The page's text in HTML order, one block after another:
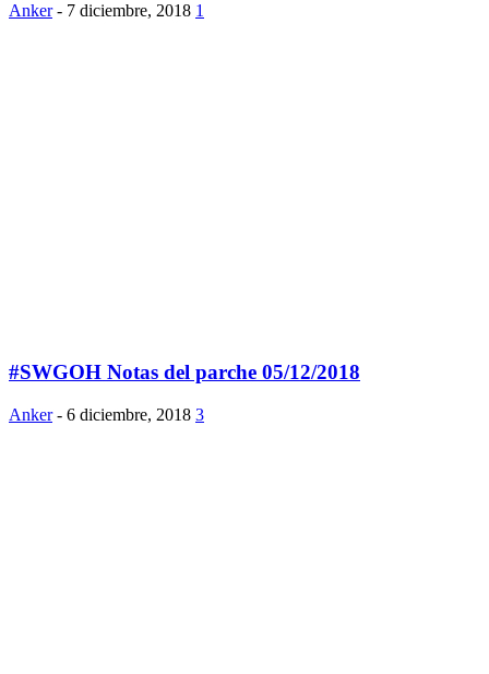
Anker - 7 diciembre, 2018 1
#SWGOH Notas del parche 05/12/2018
Anker - 6 diciembre, 2018 3